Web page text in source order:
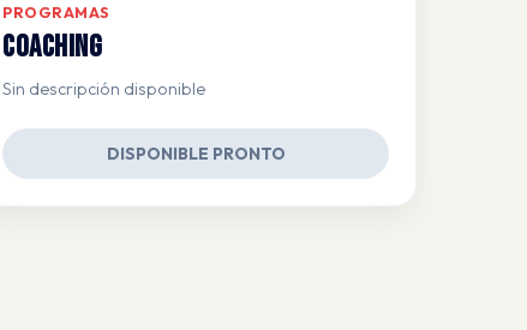
PROGRAMAS
Coaching
Sin descripción disponible
DISPONIBLE PRONTO